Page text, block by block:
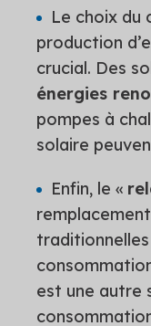
Le choix du
production
crucial. Des
énergies
pompes à
solaire
Enfin, le «
est une autre